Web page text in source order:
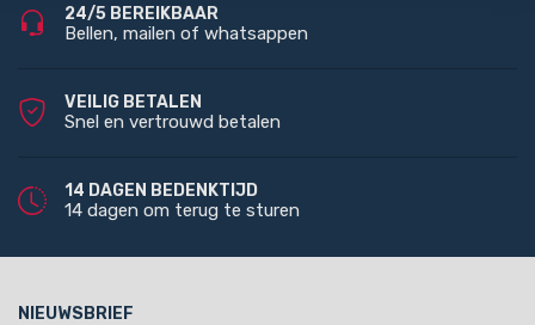
24/5 BEREIKBAAR
Bellen, mailen of whatsappen
VEILIG BETALEN
Snel en vertrouwd betalen
14 DAGEN BEDENKTIJD
14 dagen om terug te sturen
NIEUWSBRIEF